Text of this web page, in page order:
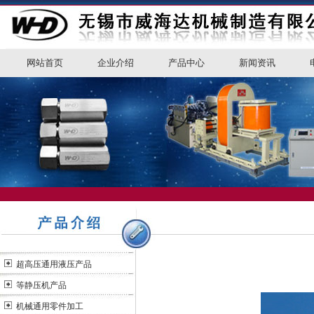
网站首页 企业介绍 产品中心 新闻资讯
超高压通用液压产品
等静压机产品
机械通用零件加工